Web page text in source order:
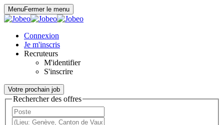
MenuFermer le menu
Connexion
Je m'inscris
Recruteurs
M'identifier
S'inscrire
Votre prochain job
Rechercher des offres
Panneau de gestion des cookies